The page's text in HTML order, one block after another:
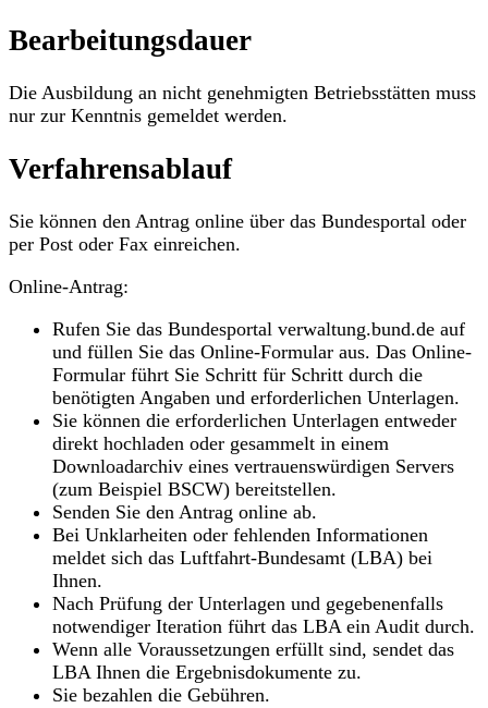
Bearbeitungsdauer
Die Ausbildung an nicht genehmigten Betriebsstätten muss
nur zur Kenntnis gemeldet werden.
Verfahrensablauf
Sie können den Antrag online über das Bundesportal oder
per Post oder Fax einreichen.
Online-Antrag:
Rufen Sie das Bundesportal verwaltung.bund.de auf
und füllen Sie das Online-Formular aus. Das Online-
Formular führt Sie Schritt für Schritt durch die
benötigten Angaben und erforderlichen Unterlagen.
Sie können die erforderlichen Unterlagen entweder
direkt hochladen oder gesammelt in einem
Downloadarchiv eines vertrauenswürdigen Servers
(zum Beispiel BSCW) bereitstellen.
Senden Sie den Antrag online ab.
Bei Unklarheiten oder fehlenden Informationen
meldet sich das Luftfahrt-Bundesamt (LBA) bei
Ihnen.
Nach Prüfung der Unterlagen und gegebenenfalls
notwendiger Iteration führt das LBA ein Audit durch.
Wenn alle Voraussetzungen erfüllt sind, sendet das
LBA Ihnen die Ergebnisdokumente zu.
Sie bezahlen die Gebühren.